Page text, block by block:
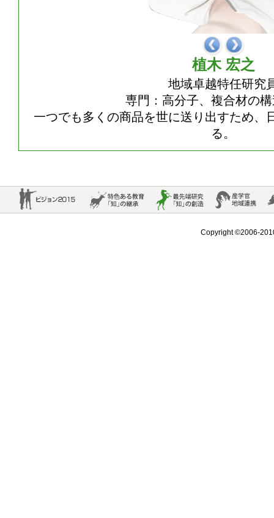
植木 宏之
地域卓越特任研究
専門：高分子、複合材の
一つでも多くの商品を世に送り出すため、
る。
Copyright ©2006-